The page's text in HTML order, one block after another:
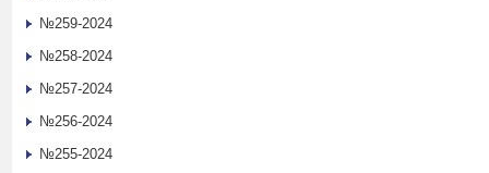
№259-2024
№258-2024
№257-2024
№256-2024
№255-2024